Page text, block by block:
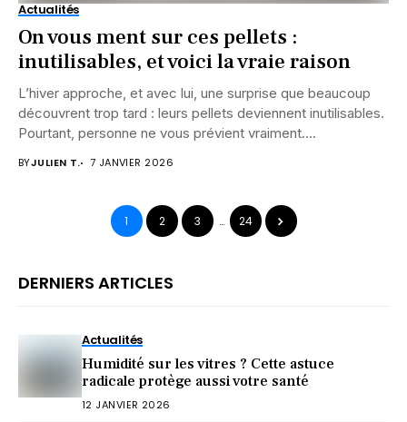
Actualités
On vous ment sur ces pellets :
inutilisables, et voici la vraie raison
L’hiver approche, et avec lui, une surprise que beaucoup
découvrent trop tard : leurs pellets deviennent inutilisables.
Pourtant, personne ne vous prévient vraiment....
BYJULIEN T. 7 JANVIER 2026
1 2 3 … 24
DERNIERS ARTICLES
Actualités
Humidité sur les vitres ? Cette astuce
radicale protège aussi votre santé
12 JANVIER 2026